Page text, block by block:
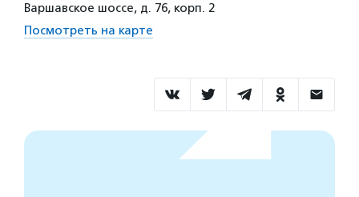
Варшавское шоссе, д. 76, корп. 2
Посмотреть на карте